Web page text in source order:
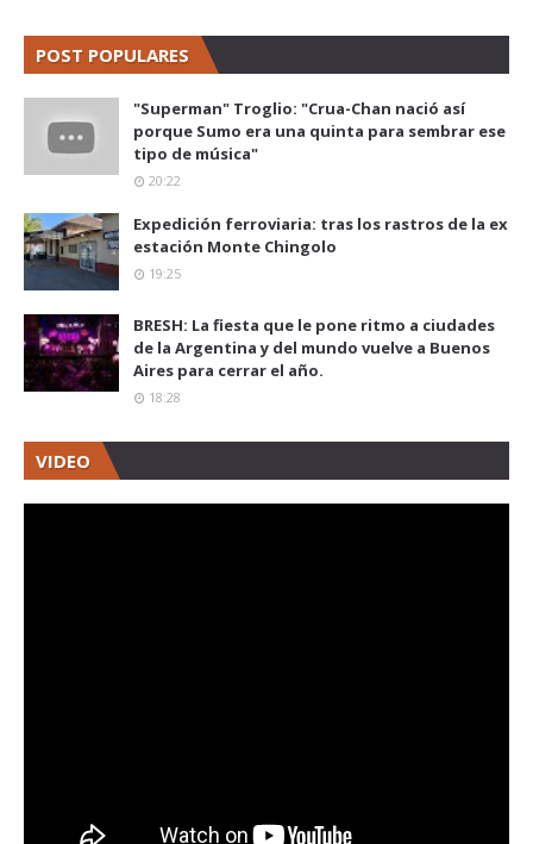
POST POPULARES
"Superman" Troglio: "Crua-Chan nació así
porque Sumo era una quinta para sembrar ese
tipo de música"
20:22
Expedición ferroviaria: tras los rastros de la ex
estación Monte Chingolo
19:25
BRESH: La fiesta que le pone ritmo a ciudades
de la Argentina y del mundo vuelve a Buenos
Aires para cerrar el año.
18:28
VIDEO